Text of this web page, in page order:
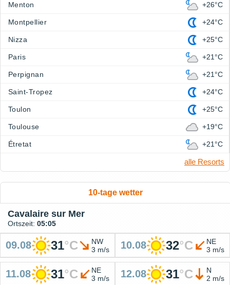
Menton +26°C
Montpellier +24°C
Nizza +25°C
Paris +21°C
Perpignan +21°C
Saint-Tropez +24°C
Toulon +25°C
Toulouse +19°C
Étretat +21°C
alle Resorts
10-tage wetter
Cavalaire sur Mer
Ortszeit: 05:05
09.08 31°C
NW
3 m/s
10.08 32°C
NE
3 m/s
11.08 31°C
NE
3 m/s
12.08 31°C
N
2 m/s